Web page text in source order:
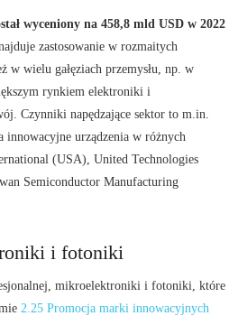
wyceniony na 458,8 mld USD w 2022
zastosowanie w rozmaitych
wielu gałęziach przemysłu, np. w
rynkiem elektroniki i
Czynniki napędzające sektor to m.in.
innowacyjne urządzenia w różnych
(USA), United Technologies
Semiconductor Manufacturing
i fotoniki
mikroelektroniki i fotoniki, które
2.25 Promocja marki innowacyjnych